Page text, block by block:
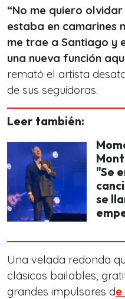
“No me quiero
estaba en camarines
me trae a Santiago y
una nueva función
remató el artista
de sus seguidoras.
Leer también:
"Se
se
Una velada redonda
clásicos bailables,
grandes impulsores de